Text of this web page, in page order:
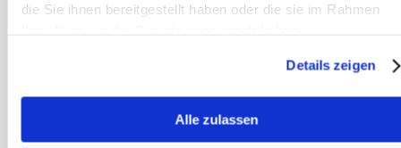
die Sie ihnen bereitgestellt haben oder die sie im Rahmen
Details zeigen
Alle zulassen
paard: wanneer
wanneer niet